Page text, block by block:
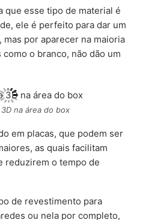
que esse tipo de material é
ele é perfeito para dar um
por aparecer na maioria
o branco, não dão um
na área do box
em placas, que podem ser
as quais facilitam
reduzirem o tempo de
de revestimento para
ou nela por completo,